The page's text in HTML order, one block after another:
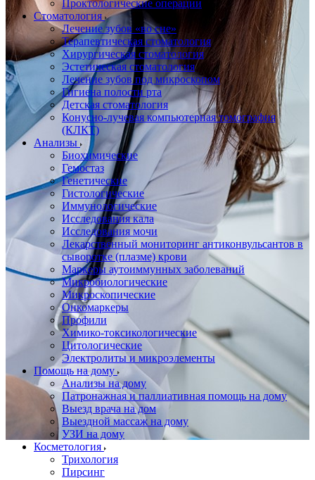
Проктологические операции
Стоматология
Лечение зубов «во сне»
Терапевтическая стоматология
Хирургическая стоматология
Эстетическая стоматология
Лечение зубов под микроскопом
Гигиена полости рта
Детская стоматология
Конусно-лучевая компьютерная томография
(КЛКТ)
Анализы
Биохимические
Гемостаз
Генетические
Гистологические
Иммунологические
Исследования кала
Исследования мочи
Лекарственный мониторинг антиконвульсантов в
сыворотке (плазме) крови
Маркеры аутоиммунных заболеваний
Микробиологические
Микроскопические
Онкомаркеры
Профили
Химико-токсикологические
Цитологические
Электролиты и микроэлементы
Помощь на дому
Анализы на дому
Патронажная и паллиативная помощь на дому
Выезд врача на дом
Выездной массаж на дому
УЗИ на дому
Косметология
Трихология
Пирсинг